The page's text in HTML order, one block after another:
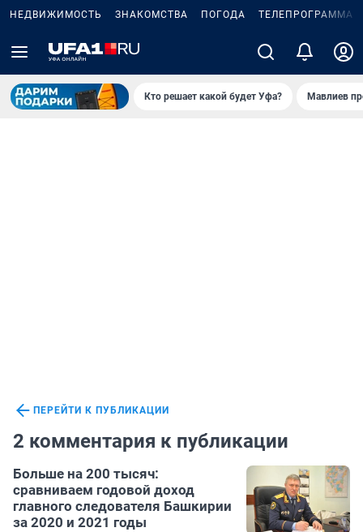
НЕДВИЖИМОСТЬ ЗНАКОМСТВА ПОГОДА ТЕЛЕПРОГРАММА
Кто решает какой будет Уфа? Мавлиев
ПЕРЕЙТИ К ПУБЛИКАЦИИ
2 комментария к публикации
Больше на 200 тысяч:
сравниваем годовой доход
главного следователя Башкирии
за 2020 и 2021 годы